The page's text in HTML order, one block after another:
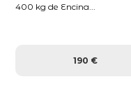
400 kg de Encina...
190 €